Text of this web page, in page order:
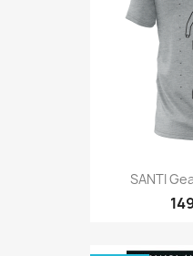
SANTI